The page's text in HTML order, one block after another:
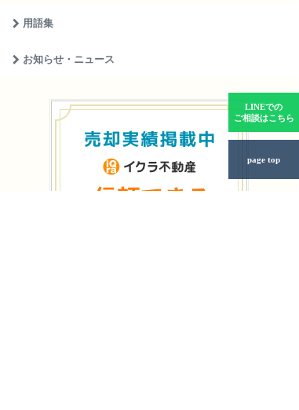
用語集
お知らせ・ニュース
LINEでの
ご相談はこちら
page top